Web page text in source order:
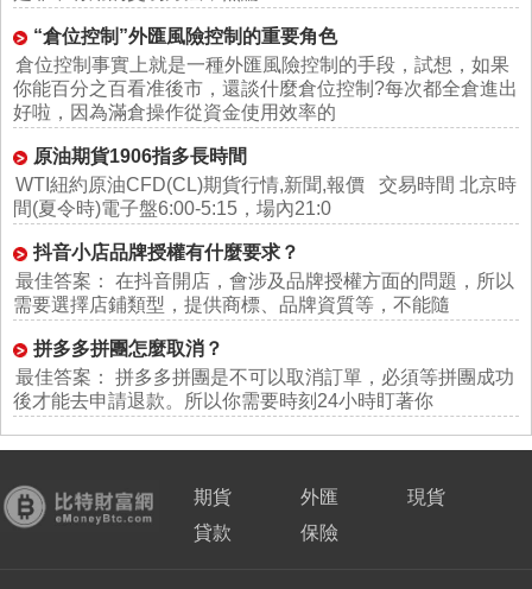
“倉位控制”外匯風險控制的重要角色
倉位控制事實上就是一種外匯風險控制的手段，試想，如果
你能百分之百看准後市，還談什麼倉位控制?每次都全倉進出
好啦，因為滿倉操作從資金使用效率的
原油期貨1906指多長時間
WTI紐約原油CFD(CL)期貨行情,新聞,報價 交易時間 北京時
間(夏令時)電子盤6:00-5:15，場內21:0
抖音小店品牌授權有什麼要求？
最佳答案： 在抖音開店，會涉及品牌授權方面的問題，所以
需要選擇店鋪類型，提供商標、品牌資質等，不能隨
拼多多拼團怎麼取消？
最佳答案： 拼多多拼團是不可以取消訂單，必須等拼團成功
後才能去申請退款。所以你需要時刻24小時盯著你
期貨 外匯
現貨
貸款
保險